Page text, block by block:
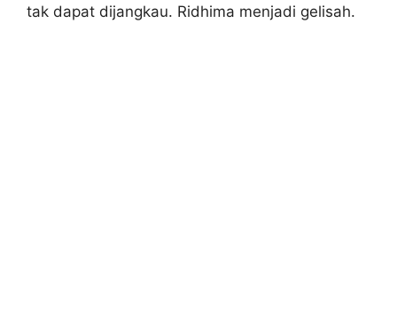
tak dapat dijangkau. Ridhima menjadi gelisah.